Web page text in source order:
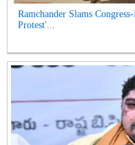
Ramchander Slams
Protest'...